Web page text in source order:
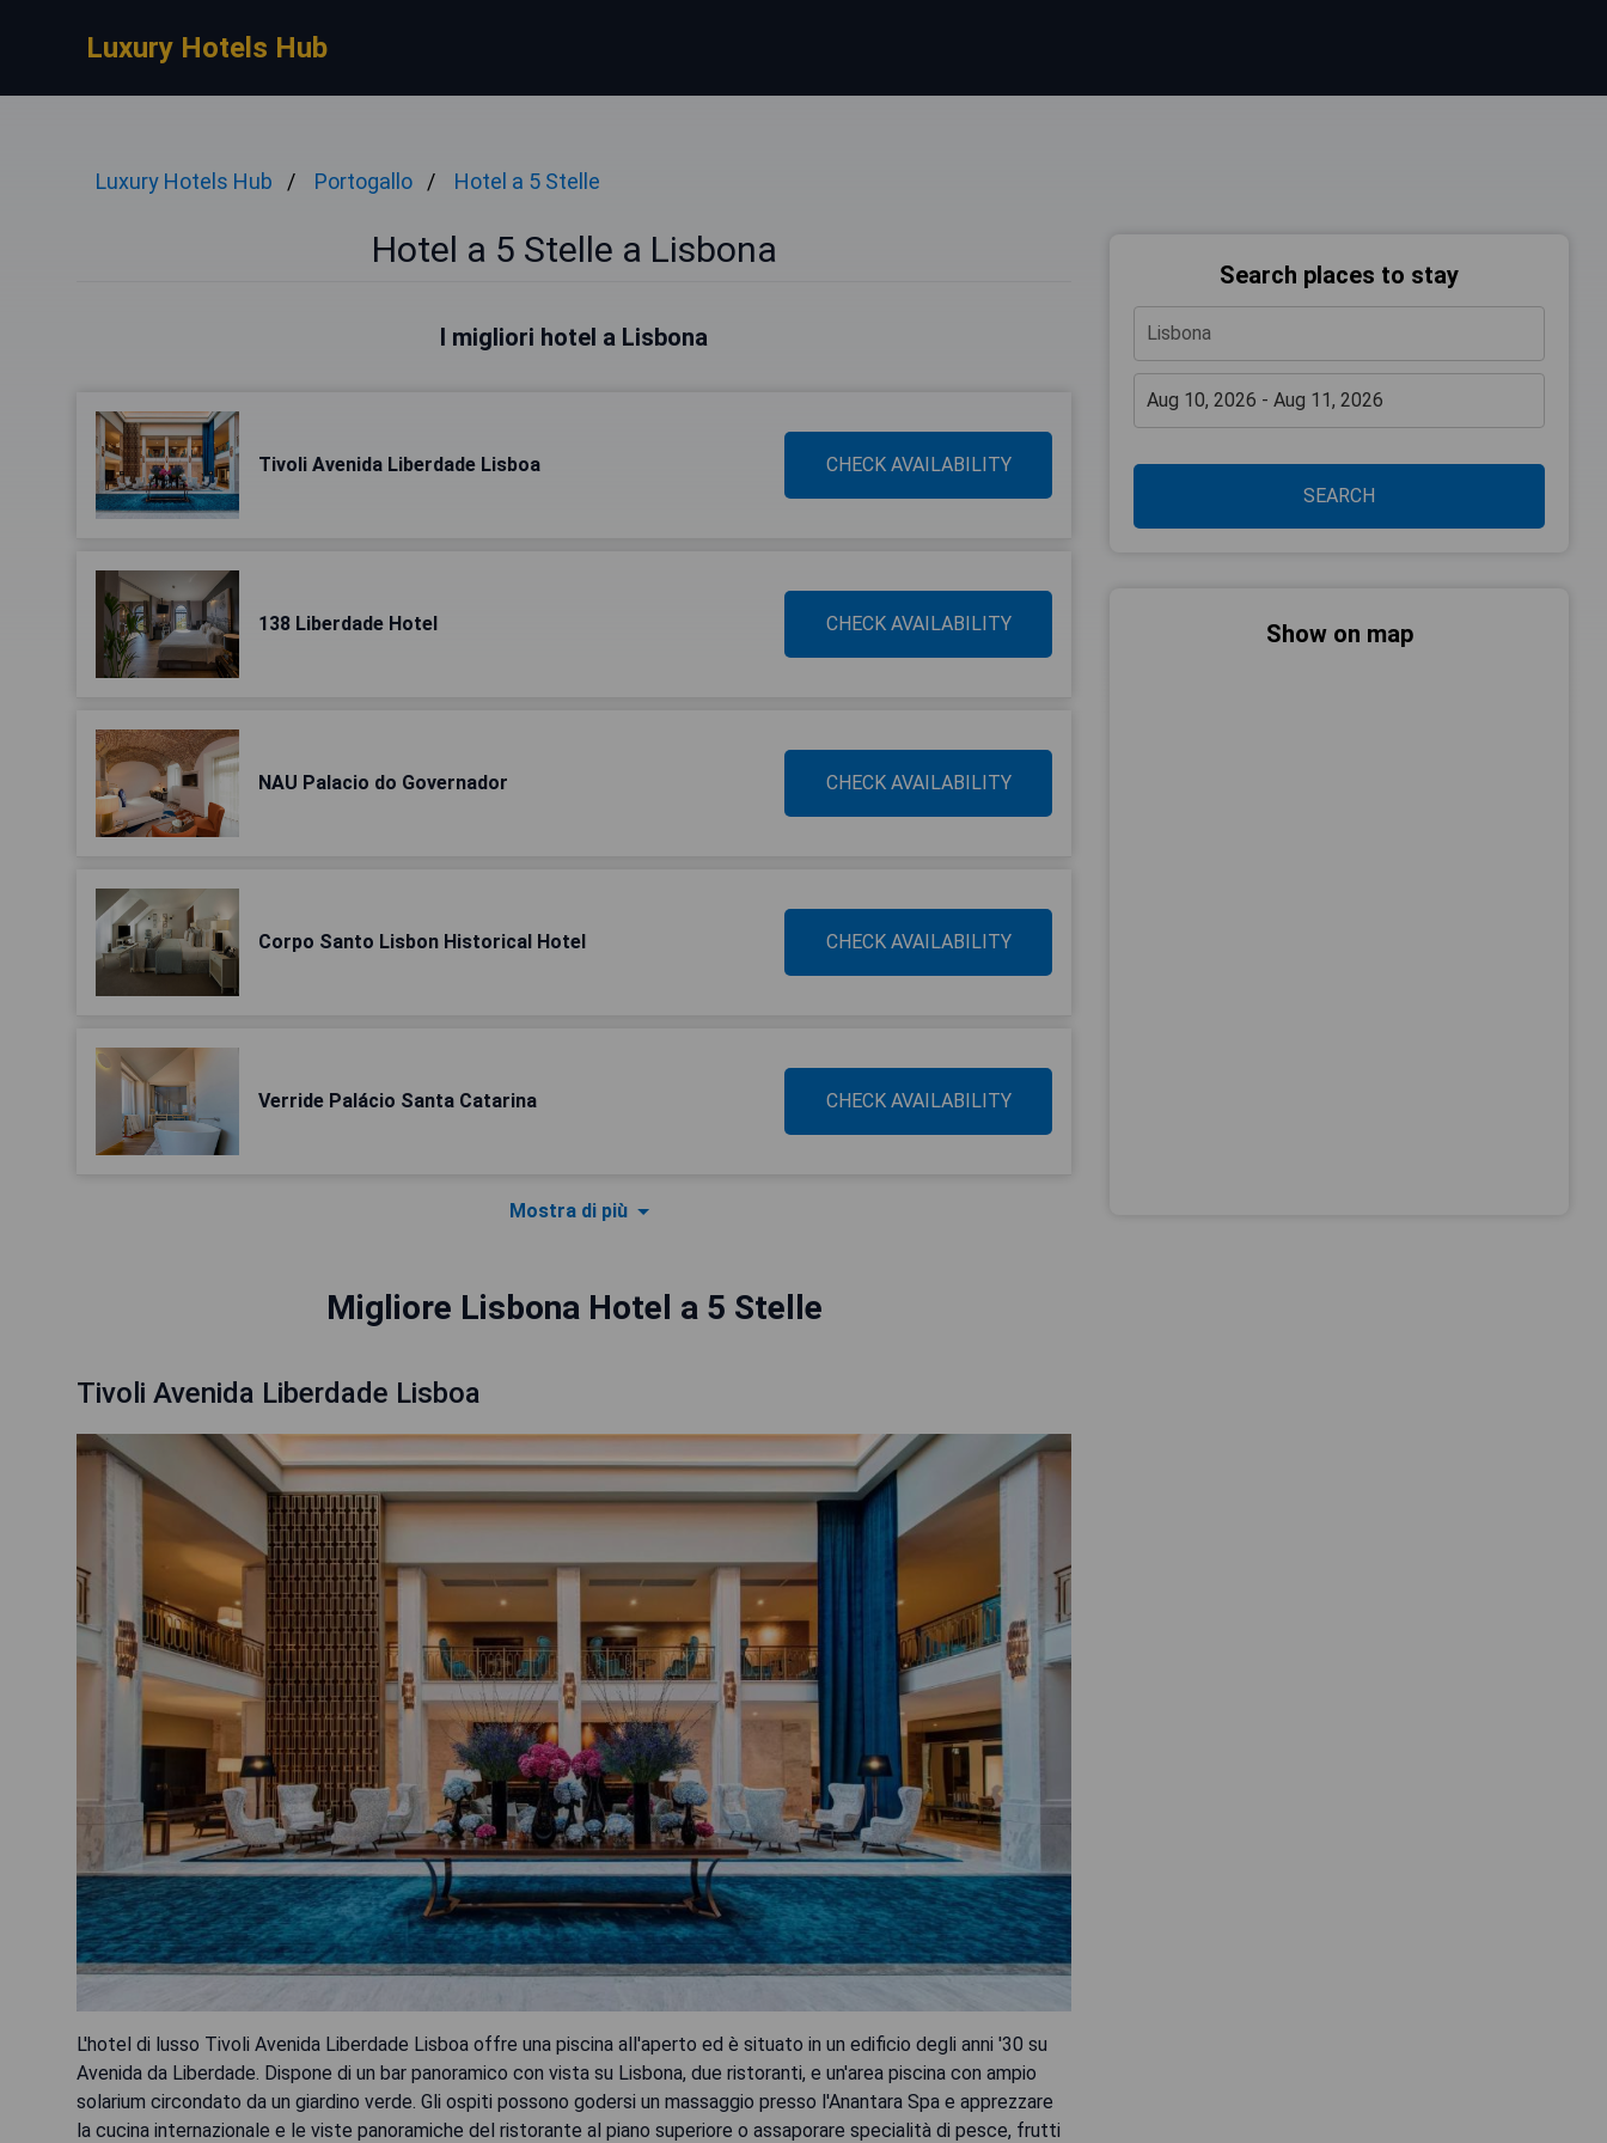
Luxury Hotels Hub
Luxury Hotels Hub Portogallo Hotel a 5 Stelle
Hotel a 5 Stelle a Lisbona
I migliori hotel a Lisbona
Tivoli Avenida Liberdade Lisboa CHECK AVAILABILITY
138 Liberdade Hotel CHECK AVAILABILITY
NAU Palacio do Governador CHECK AVAILABILITY
Corpo Santo Lisbon Historical Hotel CHECK AVAILABILITY
Verride Palácio Santa Catarina CHECK AVAILABILITY
Mostra di più
Migliore Lisbona Hotel a 5 Stelle
Tivoli Avenida Liberdade Lisboa
L'hotel di lusso Tivoli Avenida Liberdade Lisboa offre una piscina all'aperto ed è situato in un edificio degli anni '30 su
Avenida da Liberdade. Dispone di un bar panoramico con vista su Lisbona, due ristoranti, e un'area piscina con ampio
solarium circondato da un giardino verde. Gli ospiti possono godersi un massaggio presso l'Anantara Spa e apprezzare
la cucina internazionale e le viste panoramiche del ristorante al piano superiore o assaporare specialità di pesce, frutti
Search places to stay
SEARCH
Show on map